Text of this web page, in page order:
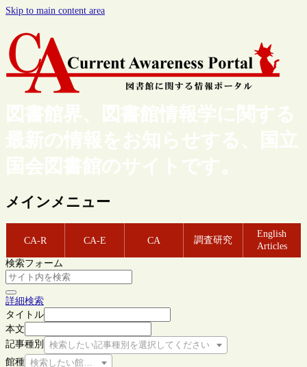
Skip to main content area
図書館界、図書館情報学に関する
最新の情報をお知らせする、国立
国会図書館のサイトです。
メインメニュー
CA-R CA-E CA 調査研究
English
Articles
検索フォーム
詳細検索
タイトル
本文
記事種別
検索したい記事種別を選択してください
館種 検索したい館種を選択してください